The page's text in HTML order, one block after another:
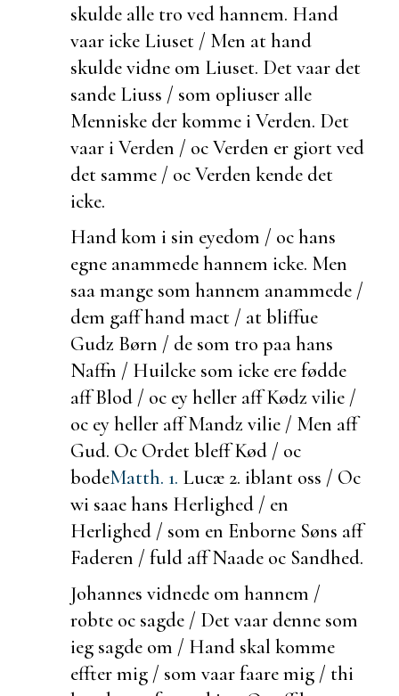
skulde alle tro ved hannem. Hand
vaar icke Liuset / Men at hand
skulde vidne om Liuset. Det vaar det
sande Liuss / som opliuser alle
Menniske der komme i Verden. Det
vaar i Verden / oc Verden er giort ved
det samme / oc Verden kende det
icke.
Hand kom i sin eyedom / oc hans
egne anammede hannem icke. Men
saa mange som hannem anammede /
dem gaff hand mact / at bliffue
Gudz Børn / de som tro paa hans
Naffn / Huilcke som icke ere fødde
aff Blod / oc ey heller aff Kødz vilie /
oc ey heller aff Mandz vilie / Men aff
Gud. Oc Ordet bleff Kød / oc
bodeMatth. 1. Lucæ 2. iblant oss / Oc
wi saae hans Herlighed / en
Herlighed / som en Enborne Søns aff
Faderen / fuld aff Naade oc Sandhed.
Johannes vidnede om hannem /
robte oc sagde / Det vaar denne som
ieg sagde om / Hand skal komme
effter mig / som vaar faare mig / thi